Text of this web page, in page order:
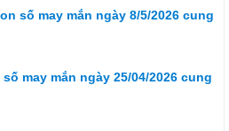
số may mắn ngày 8/5/2026 cung
may mắn ngày 25/04/2026 cung